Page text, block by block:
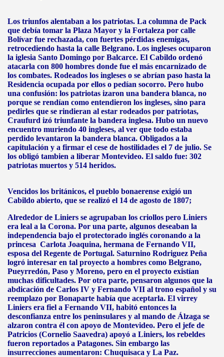
Los triunfos alentaban a los patriotas. La columna de Pack
que debía tomar la Plaza Mayor y la Fortaleza por calle
Bolívar fue rechazada, con fuertes pérdidas enemigas,
retrocediendo hasta la calle Belgrano. Los ingleses ocuparon
la iglesia Santo Domingo por Balcarce. El Cabildo ordenó
atacarla con 800 hombres donde fue el más encarnizado de
los combates. Rodeados los ingleses o se abrían paso hasta la
Residencia ocupada por ellos o pedían socorro. Pero hubo
una confusión: los patriotas izaron una bandera blanca, no
porque se rendían como entendieron los ingleses, sino para
pedirles que se rindieran al estar rodeados por patriotas,
Craufurd izó triunfante la bandera inglesa. Hubo un nuevo
encuentro muriendo 40 ingleses, al ver que todo estaba
perdido levantaron la bandera blanca. Obligados a la
capitulación y a firmar el cese de hostilidades el 7 de julio. Se
los obligó tambien a liberar Montevideo. El saldo fue: 302
patriotas muertos y 514 heridos.
Vencidos los británicos, el pueblo bonaerense exigió un
Cabildo abierto, que se realizó el 14 de agosto de 1807;
Alrededor de Liniers se agrupaban los criollos pero Liniers
era leal a la Corona. Por una parte, algunos deseaban la
independencia bajo el protectorado inglés coronando a la
princesa Carlota Joaquina, hermana de Fernando VII,
esposa del Regente de Portugal. Saturnino Rodriguez Peña
logró interesar en tal proyecto a hombres como Belgrano,
Pueyrredón, Paso y Moreno, pero en el proyecto existían
muchas dificultades. Por otra parte, pensaron algunos que la
abdicación de Carlos IV y Fernando VII al trono español y su
reemplazo por Bonaparte había que aceptarla. El virrey
Liniers era fiel a Fernando VII, habitó entonces la
desconfianza entre los peninsulares y al mando de Álzaga se
alzaron contra él con apoyo de Montevideo. Pero el jefe de
Patricios (Cornelio Saavedra) apoyó a Liniers, los rebeldes
fueron reportados a Patagones. Sin embargo las
insurrecciones aumentaron: Chuquisaca y La Paz.